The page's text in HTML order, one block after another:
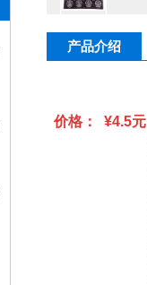
产品介绍
价格： ¥4.5元